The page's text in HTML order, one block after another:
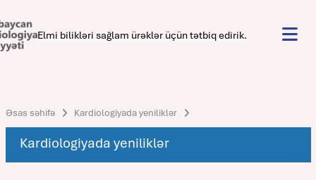
Elmi bilikləri sağlam ürəklər üçün tətbiq edirik.
Əsas səhifə Kardiologiyada yeniliklər
Kardiologiyada yeniliklər